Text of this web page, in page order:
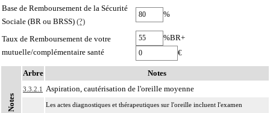
Base de Remboursement de la Sécurité
Sociale (BR ou BRSS) (?)
%
Taux de Remboursement de votre
mutuelle/complémentaire santé
%BR+
€
Notes
Arbre Notes
3.3.2.1 Aspiration, cautérisation de l'oreille moyenne
Les actes diagnostiques et thérapeutiques sur l'oreille incluent l'examen